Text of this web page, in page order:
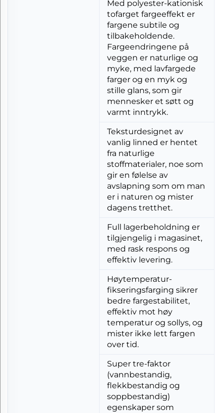
Med polyester-kationisk
tofarget fargeeffekt er
fargene subtile og
tilbakeholdende.
Fargeendringene på
veggen er naturlige og
myke, med lavfargede
farger og en myk og
stille glans, som gir
mennesker et søtt og
varmt inntrykk.
Teksturdesignet av
vanlig linned er hentet
fra naturlige
stoffmaterialer, noe som
gir en følelse av
avslapning som om man
er i naturen og mister
dagens tretthet.
Full lagerbeholdning er
tilgjengelig i magasinet,
med rask respons og
effektiv levering.
Høytemperatur-
fikseringsfarging sikrer
bedre fargestabilitet,
effektiv mot høy
temperatur og sollys, og
mister ikke lett fargen
over tid.
Super tre-faktor
(vannbestandig,
flekkbestandig og
soppbestandig)
egenskaper som